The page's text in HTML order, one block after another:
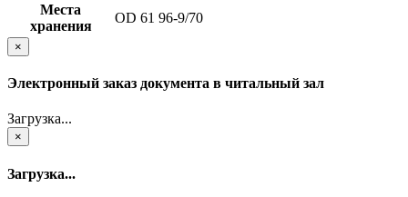
Места
хранения
OD 61 96-9/70
×
Электронный заказ документа в читальный зал
Загрузка...
×
Загрузка...